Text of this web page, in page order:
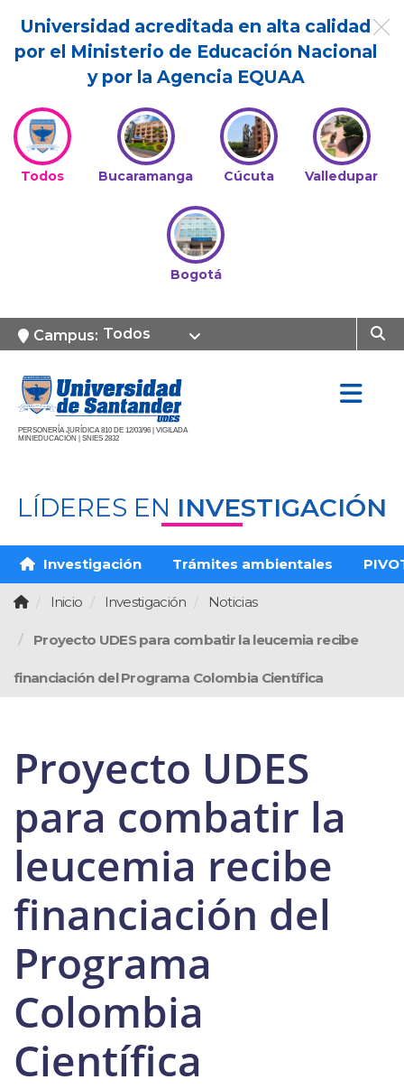
Universidad acreditada en alta calidad
por el Ministerio de Educación Nacional
y por la Agencia EQUAA
Todos Bucaramanga Cúcuta Valledupar
Bogotá
Campus: Todos
PERSONERÍA JURÍDICA 810 DE 12/03/96 | VIGILADA
MINIEDUCACIÓN | SNIES 2832
LÍDERES EN INVESTIGACIÓN
Investigación Trámites ambientales
Inicio Investigación Noticias
Proyecto UDES para combatir la leucemia recibe
financiación del Programa Colombia Científica
Proyecto UDES
para combatir la
leucemia recibe
financiación del
Programa
Colombia
Científica